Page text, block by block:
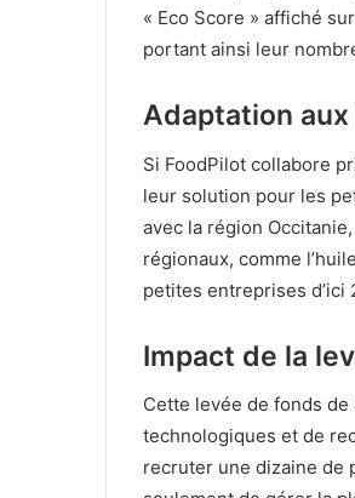
« Eco Score » affiché
portant ainsi leur
Adaptation aux
Si FoodPilot collabore
leur solution pour les
avec la région
régionaux, comme
petites entreprises d’ici
Impact de la
Cette levée de fonds
technologiques et de
recruter une dizaine de